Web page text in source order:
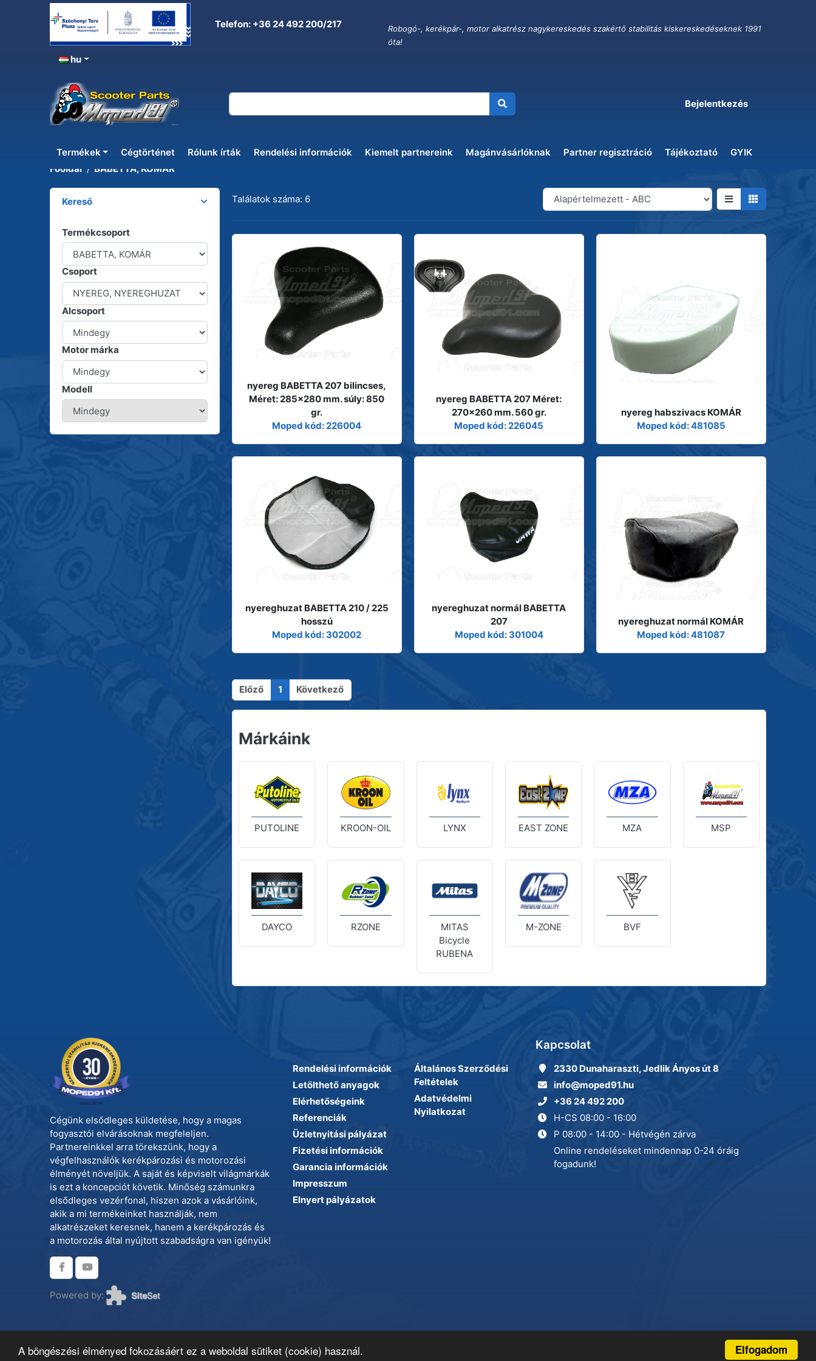
Elfogadom
A böngészési élményed fokozásáért ez a weboldal sütiket (cookie) használ.
Telefon: +36 24 492 200/217
hu
Robogó-, kerékpár-, motor alkatrész nagykereskedés szakértő stabilitás kiskereskedéseknek 1991
óta!
Bejelentkezés
Termékek Cégtörténet Rólunk írták Rendelési információk Kiemelt partnereink Magánvásárlóknak Partner regisztráció Tájékoztató GYIK
BABETTA, KOMÁR
Főoldal BABETTA, KOMÁR
Kereső
Termékcsoport
Csoport
Alcsoport
Motor márka
Modell
Találatok száma: 6
nyereg BABETTA 207 bilincses,
Méret: 285x280 mm. súly: 850
gr.
Moped kód: 226004
nyereg BABETTA 207 Méret:
270x260 mm. 560 gr.
Moped kód: 226045
nyereg habszivacs KOMÁR
Moped kód: 481085
nyereghuzat BABETTA 210 / 225
hosszú
Moped kód: 302002
nyereghuzat normál BABETTA
207
Moped kód: 301004
nyereghuzat normál KOMÁR
Moped kód: 481087
Előző 1 Következő
Márkáink
PUTOLINE KROON-OIL LYNX EAST ZONE MZA MSP
DAYCO RZONE
MITAS
Bicycle
RUBENA
M-ZONE BVF
Cégünk elsődleges küldetése, hogy a magas
fogyasztói elvárásoknak megfeleljen.
Partnereinkkel arra törekszünk, hogy a
végfelhasználók kerékpározási és motorozási
élményét növeljük. A saját és képviselt világmárkák
is ezt a koncepciót követik. Minőség számunkra
elsődleges vezérfonal, hiszen azok a vásárlóink,
akik a mi termékeinket használják, nem
alkatrészeket keresnek, hanem a kerékpározás és
a motorozás által nyújtott szabadságra van igényük!
Powered by:
Rendelési információk
Letölthető anyagok
Elérhetőségeink
Referenciák
Üzletnyitási pályázat
Fizetési információk
Garancia információk
Impresszum
Elnyert pályázatok
Általános Szerződési
Feltételek
Adatvédelmi
Nyilatkozat
Kapcsolat
2330 Dunaharaszti, Jedlik Ányos út 8
info@moped91.hu
+36 24 492 200
H-CS 08:00 - 16:00
P 08:00 - 14:00 - Hétvégén zárva
Online rendeléseket mindennap 0-24 óráig
fogadunk!
© 2026 Moped 91 Kereskedelmi Kft. webáruház minden jog fenntartva Adatkezelés